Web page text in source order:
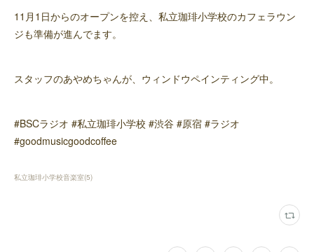
11月1日からのオープンを控え、私立珈琲小学校のカフェラウン
ジも準備が進んでます。
スタッフのあやめちゃんが、ウィンドウペインティング中。
#BSCラジオ #私立珈琲小学校 #渋谷 #原宿 #ラジオ
#goodmusicgoodcoffee
私立珈琲小学校音楽室(5)